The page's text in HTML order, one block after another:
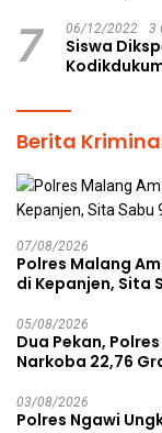
7 06/12/2022 3
Siswa
Berita
07/08/2026
Polres Malang
di Kepanjen, Sita
05/08/2026
Dua Pekan,
Narkoba 22,76
03/08/2026
Polres Ngawi